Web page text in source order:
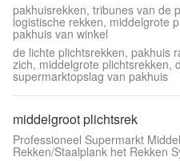
pakhuisrekken, tribunes van de
logistische rekken, middelgrote
pakhuis van winkel
de lichte plichtsrekken, pakhuis
zich, middelgrote plichtsrekken,
supermarktopslag van pakhuis
middelgroot plichtsrek
Professioneel Supermarkt
Rekken/Staalplank het Rekken